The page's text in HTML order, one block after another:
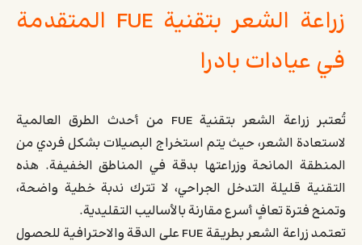
زراعة الشعر بتقنية FUE المتقدمة
في عيادات بادرا
تُعتبر زراعة الشعر بتقنية FUE من أحدث الطرق العالمية
لاستعادة الشعر، حيث يتم استخراج البصيلات بشكل فردي من
المنطقة المانحة وزراعتها بدقة في المناطق الخفيفة. هذه
التقنية قليلة التدخل الجراحي، لا تترك ندبة خطية واضحة،
وتمنح فترة تعافٍ أسرع مقارنة بالأساليب التقليدية.
تعتمد زراعة الشعر بطريقة FUE على الدقة والاحترافية للحصول